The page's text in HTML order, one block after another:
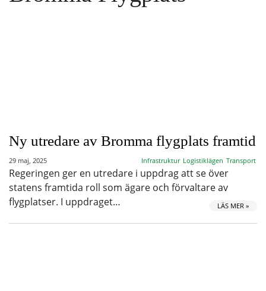
Ny utredare av Bromma flygplats framtid
29 maj, 2025 Infrastruktur Logistiklägen Transport
Regeringen ger en utredare i uppdrag att se över
statens framtida roll som ägare och förvaltare av
flygplatser. I uppdraget…
LÄS MER »